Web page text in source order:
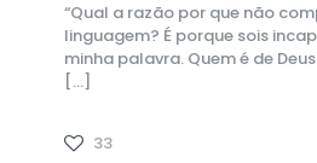
“Qual a razão por que não
linguagem? É porque sois
minha palavra. Quem é de
[…]
33